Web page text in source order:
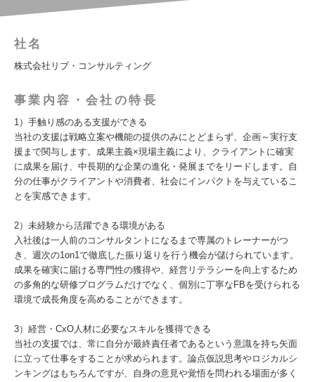
社名
株式会社リブ・コンサルティング
事業内容・会社の特長
1）手触り感のある支援ができる
当社の支援は戦略立案や機能の提供のみにとどまらず、企画～実行支
援まで関与します。成果主義×現場主義により、クライアントに確実
に成果を届け、中長期的な企業の進化・発展までをリードします。自
分の仕事がクライアントや消費者、社会にインパクトを与えているこ
とを実感できます。
2）未経験から活躍できる環境がある
入社後は一人前のコンサルタントになるまで専属のトレーナーがつ
き、週次の1on1で徹底した振り返りを行う機会が儲けられています。
成果を確実に届ける専門性の獲得や、経営リテラシーを向上するため
の多角的な研修プログラムだけでなく、個別に丁寧なFBを受けられる
環境で成長角度を高めることができます。
3）経営・CxO人材に必要なスキルを獲得できる
当社の支援では、常に自分が最終責任者であるという意識を持ち矢面
に立って仕事をすることが求められます。論点仮説思考やロジカルシ
ンキングはもちろんですが、自身の意見や覚悟を問われる場面が多く